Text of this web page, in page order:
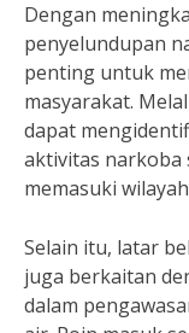
Dengan
penyelundupan
penting untuk
masyarakat.
dapat
aktivitas narkoba
memasuki
Selain itu, latar
juga berkaitan
dalam